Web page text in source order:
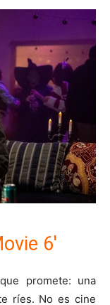
6'
promete: una
ríes. No es cine